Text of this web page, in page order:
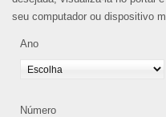
seu computador ou dispositivo
Ano
Número